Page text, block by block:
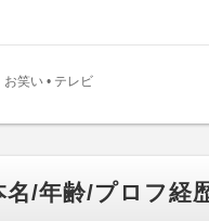
お笑い • テレビ
/年齢/プロフ経